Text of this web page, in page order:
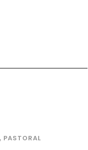
, PASTORAL